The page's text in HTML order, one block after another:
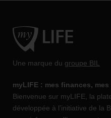
Une marque du groupe BIL
myLIFE : mes finances,
Bienvenue sur myLIFE, la
développée à l’initiative de la